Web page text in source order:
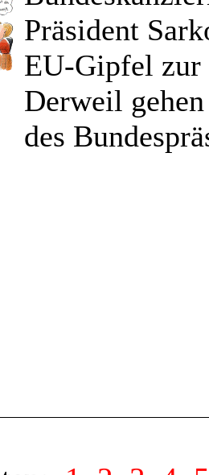
Präsident
EU-Gipfel zur
Derweil
des